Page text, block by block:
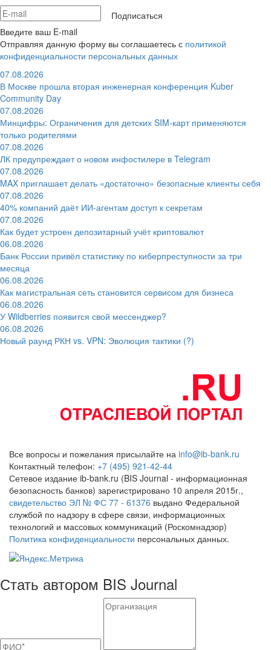
Подписаться
Введите ваш E-mail
Отправляя данную форму вы соглашаетесь с политикой
конфиденциальности персональных данных
07.08.2026
В Москве прошла вторая инженерная конференция Kuber
Community Day
07.08.2026
Минцифры: Ограничения для детских SIM-карт применяются
только родителями
07.08.2026
ЛК предупреждает о новом инфостилере в Telegram
07.08.2026
MAX приглашает делать «достаточно» безопасные клиенты себя
07.08.2026
40% компаний даёт ИИ‑агентам доступ к секретам
07.08.2026
Как будет устроен депозитарный учёт криптовалют
06.08.2026
Банк России привёл статистику по киберпреступности за три
месяца
06.08.2026
Как магистральная сеть становится сервисом для бизнеса
06.08.2026
У Wildberries появится свой мессенджер?
06.08.2026
Новый раунд РКН vs. VPN: Эволюция тактики (?)
Все вопросы и пожелания присылайте на info@ib-bank.ru
Контактный телефон: +7 (495) 921-42-44
Сетевое издание ib-bank.ru (BIS Journal - информационная
безопасность банков) зарегистрировано 10 апреля 2015г.,
свидетельство ЭЛ № ФС 77 - 61376 выдано Федеральной
службой по надзору в сфере связи, информационных
технологий и массовых коммуникаций (Роскомнадзор)
Политика конфиденциальности персональных данных.
Стать автором BIS Journal